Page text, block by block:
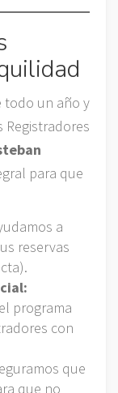
todo un año y
para que
a
reservas
programa
con
que
que no